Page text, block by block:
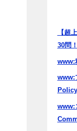
【超
30問
www:
www:
Policy
www: